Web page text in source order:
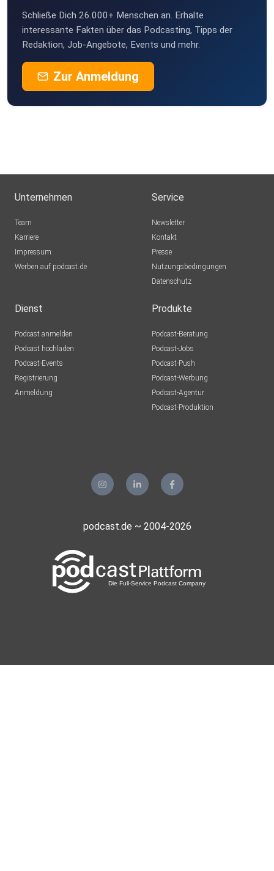
Schließe Dich 26.000+ Menschen an. Erhalte
interessante Fakten über das Podcasting, Tipps der
Redaktion, Job-Angebote, Events und mehr.
Zur Anmeldung
Unternehmen
Team
Karriere
Impressum
Werben auf podcast.de
Service
Newsletter
Kontakt
Presse
Nutzungsbedingungen
Datenschutz
Dienst
Podcast anmelden
Podcast hochladen
Podcast-Events
Registrierung
Anmeldung
Produkte
Podcast-Beratung
Podcast-Jobs
Podcast-Push
Podcast-Werbung
Podcast-Agentur
Podcast-Produktion
podcast.de ~ 2004-2026